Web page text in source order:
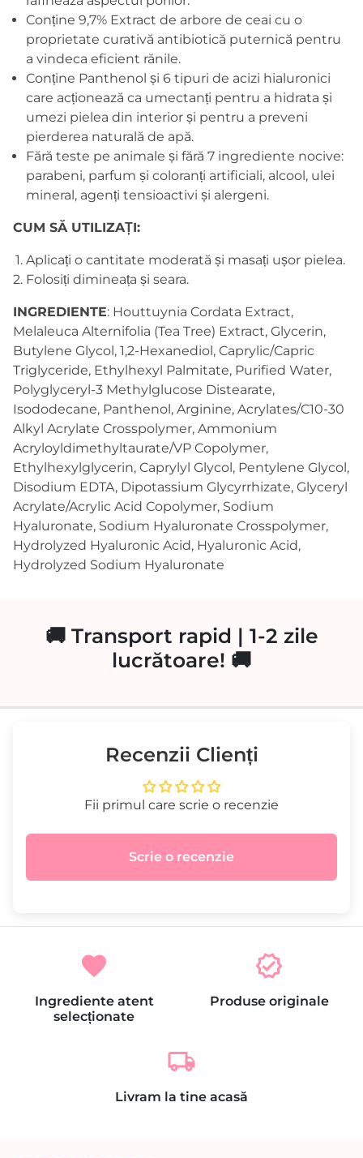
Conține 9,7% Extract de arbore de ceai cu o
proprietate curativă antibiotică puternică pentru
a vindeca eficient rănile.
Conține Panthenol și 6 tipuri de acizi hialuronici
care acționează ca umectanți pentru a hidrata și
umezi pielea din interior și pentru a preveni
pierderea naturală de apă.
Fără teste pe animale și fără 7 ingrediente nocive:
parabeni, parfum și coloranți artificiali, alcool, ulei
mineral, agenți tensioactivi și alergeni.
CUM SĂ UTILIZAȚI:
Aplicați o cantitate moderată și masați ușor pielea.
Folosiți dimineața și seara.
INGREDIENTE: Houttuynia Cordata Extract,
Melaleuca Alternifolia (Tea Tree) Extract, Glycerin,
Butylene Glycol, 1,2-Hexanediol, Caprylic/Capric
Triglyceride, Ethylhexyl Palmitate, Purified Water,
Polyglyceryl-3 Methylglucose Distearate,
Isododecane, Panthenol, Arginine, Acrylates/C10-30
Alkyl Acrylate Crosspolymer, Ammonium
Acryloyldimethyltaurate/VP Copolymer,
Ethylhexylglycerin, Caprylyl Glycol, Pentylene Glycol,
Disodium EDTA, Dipotassium Glycyrrhizate, Glyceryl
Acrylate/Acrylic Acid Copolymer, Sodium
Hyaluronate, Sodium Hyaluronate Crosspolymer,
Hydrolyzed Hyaluronic Acid, Hyaluronic Acid,
Hydrolyzed Sodium Hyaluronate
🚚 Transport rapid | 1-2 zile
lucrătoare! 🚚
Recenzii Clienți
Fii primul care scrie o recenzie
Scrie o recenzie
favorite
Ingrediente atent
selecționate
verified
Produse originale
local_shipping
Livram la tine acasă